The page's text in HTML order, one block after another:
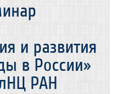
и развития
в России»
РАН